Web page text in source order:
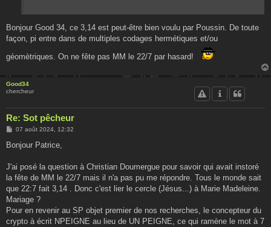
Bonjour Good 34, ce 3,14 est peut-être bien voulu par Poussin. De toute
façon, pi entre dans de multiples codages hermétiques et/ou
géomètriques. On ne fête pas MM le 22/7 par hasard!
Good34
chercheur
Re: Sot pêcheur
M
s
g
07 août 2024, 12:32
Bonjour Patrice,
J'ai posé la question à Christian Doumergue pour savoir qui avait instoré
la fête de MM le 22/7 mais il n'a pas pu me répondre. Tous le monde sait
que 22:7 fait 3,14 . Donc c'est lier le cercle (Jésus...) à Marie Madeleine.
Mariage ?
Pour en revenir au SP objet premier de nos recherches, le concepteur du
crypto à écrit NPEIGNE au lieu de UN PEIGNE, ce qui ramène le mot à 7